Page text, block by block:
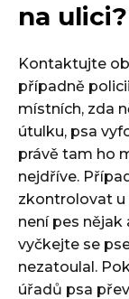
na ulici?
Kontaktujte
případně
místních, zda
útulku, psa
právě tam ho
nejdříve.
zkontrolovat u
není pes nějak
vyčkejte se
nezatoulal.
úřadů psa